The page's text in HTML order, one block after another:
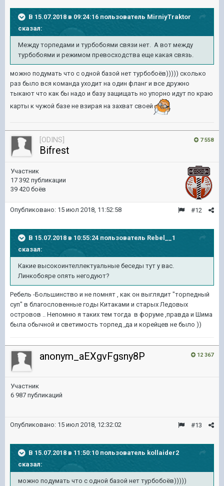
В 15.07.2018 в 09:24:16 пользователь MirniyTraktor
сказал:
Между торпедами и турбобоями связи нет. А вот между
турбобоями и режимом превосходства еще какая связь.
можно подумать что с одной базой нет турбобоёв))))) сколько
раз было вся команда уходит на один фланг и все дружно
тыкают что как бы надо и базу защищать но упорно идут по краю
карты к чужой базе не взирая на захват своей
7 558
[ODINS]
Bifrest
Участник
17 392 публикации
39 420 боёв
#12
Опубликовано: 15 июл 2018, 11:52:58
В 15.07.2018 в 10:55:24 пользователь Rebel__1
сказал:
Какие высокоинтеллектуальные беседы тут у вас.
Линкобояре опять негодуют?
Ребель -Большинство и не помнят , как он выглядит "торпедный
суп" в благословенные годы Китаками и старых Ледовых
островов .. Непомню я таких тем тогда в форуме ,правда и Шима
была обычной и светимость торпед ,да и корейцев не было ))
12 367
anonym_aEXgvFgsny8P
Участник
6 987 публикаций
#13
Опубликовано: 15 июл 2018, 12:32:02
В 15.07.2018 в 11:50:10 пользователь kollaider2
сказал:
можно подумать что с одной базой нет турбобоёв)))))